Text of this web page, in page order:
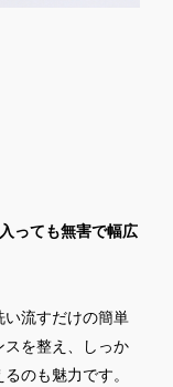
っても無害で幅広
流すだけの簡単
を整え、しっか
のも魅力です。